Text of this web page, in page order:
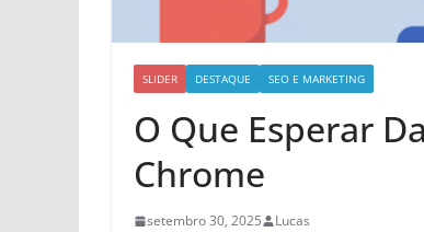
SLIDER DESTAQUE SEO E MARKETING
O Que Esperar
Chrome
setembro 30, 2025 Lucas